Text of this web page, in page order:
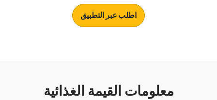
اطلب عبر التطبيق
معلومات القيمة الغذائية